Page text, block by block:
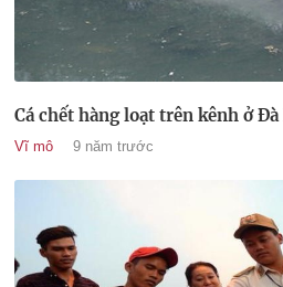
Cá chết hàng loạt trên kênh ở Đà
Vĩ mô 9 năm trước